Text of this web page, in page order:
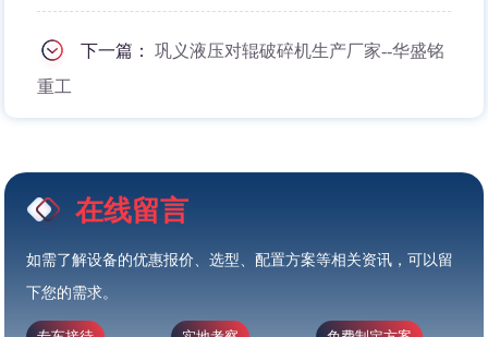
下一篇：巩义液压对辊破碎机生产厂家--华盛铭
重工
在线留言
如需了解设备的优惠报价、选型、配置方案等相关资讯，可以留
下您的需求。